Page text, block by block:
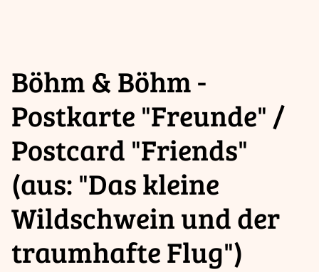
Böhm & Böhm -
Postkarte "Freunde" /
Postcard "Friends"
(aus: "Das kleine
Wildschwein und der
traumhafte Flug")